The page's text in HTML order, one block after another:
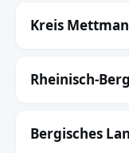
Kreis
Rheinisch-
Bergisches